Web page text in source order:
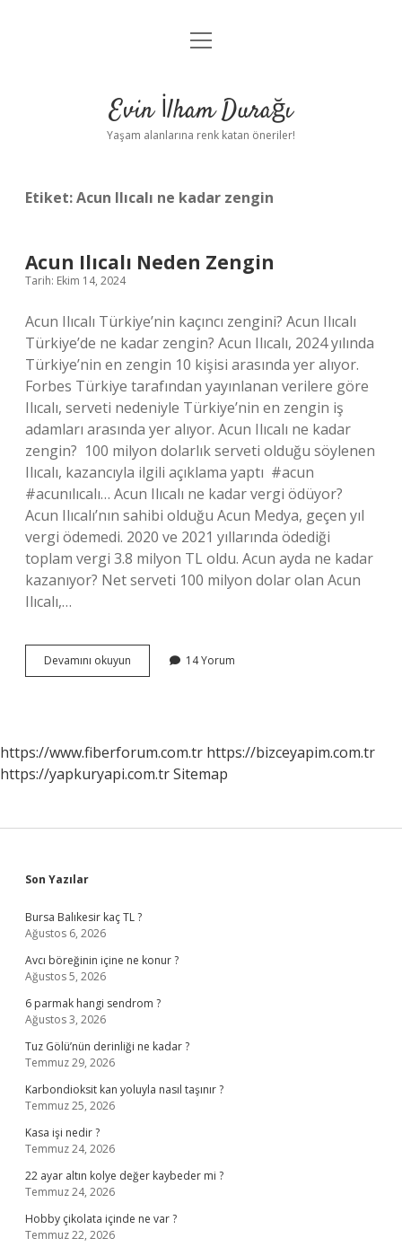
Anasayfa
Yasal Uyarı
menüyü
Evin İlham Durağı
Yaşam alanlarına renk katan öneriler!
Etiket:Acun Ilıcalı ne kadar zengin
Acun Ilıcalı Neden Zengin
Tarih: Ekim 14, 2024
Acun Ilıcalı Türkiye’nin kaçıncı zengini? Acun Ilıcalı
Türkiye’de ne kadar zengin? Acun Ilıcalı, 2024 yılında
Türkiye’nin en zengin 10 kişisi arasında yer alıyor.
Forbes Türkiye tarafından yayınlanan verilere göre
Ilıcalı, serveti nedeniyle Türkiye’nin en zengin iş
adamları arasında yer alıyor. Acun Ilıcalı ne kadar
zengin? ⁣ 100 milyon dolarlık serveti olduğu söylenen
Ilıcalı, kazancıyla ilgili açıklama yaptı⁣ ⁣ #acun
#acunılıcalı… Acun Ilıcalı ne kadar vergi ödüyor?
Acun Ilıcalı’nın sahibi olduğu Acun Medya, geçen yıl
vergi ödemedi. 2020 ve 2021 yıllarında ödediği
toplam vergi 3.8 milyon TL oldu. Acun ayda ne kadar
kazanıyor? Net serveti 100 milyon dolar olan Acun
Ilıcalı,…
Devamını okuyun
Ilıcalı
14 Yorum
https://www.fiberforum.com.tr https://bizceyapim.com.tr
https://yapkuryapi.com.trSitemap
Sidebar
Son Yazılar
Bursa Balıkesir kaç TL ?
Ağustos 6, 2026
Avcı böreğinin içine ne konur ?
Ağustos 5, 2026
6 parmak hangi sendrom ?
Ağustos 3, 2026
Tuz Gölü’nün derinliği ne kadar ?
Temmuz 29, 2026
Karbondioksit kan yoluyla nasıl taşınır ?
Temmuz 25, 2026
Kasa işi nedir ?
Temmuz 24, 2026
22 ayar altın kolye değer kaybeder mi ?
Temmuz 24, 2026
Hobby çikolata içinde ne var ?
Temmuz 22, 2026